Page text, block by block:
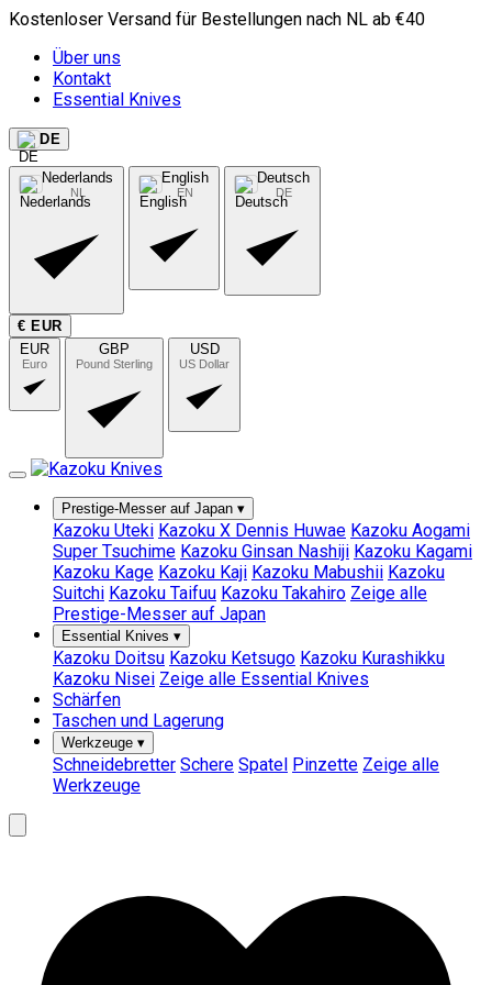
Kostenloser Versand für Bestellungen nach NL ab €40
Über uns
Kontakt
Essential Knives
DE
Nederlands
NL
English
EN
Deutsch
DE
€ EUR
EUR
Euro
GBP
Pound Sterling
USD
US Dollar
Prestige-Messer auf Japan ▾
Kazoku Uteki Kazoku X Dennis Huwae Kazoku Aogami
Super Tsuchime Kazoku Ginsan Nashiji Kazoku Kagami
Kazoku Kage Kazoku Kaji Kazoku Mabushii Kazoku
Suitchi Kazoku Taifuu Kazoku Takahiro Zeige alle
Prestige-Messer auf Japan
Essential Knives ▾
Kazoku Doitsu Kazoku Ketsugo Kazoku Kurashikku
Kazoku Nisei Zeige alle Essential Knives
Schärfen
Taschen und Lagerung
Werkzeuge ▾
Schneidebretter Schere Spatel Pinzette Zeige alle
Werkzeuge